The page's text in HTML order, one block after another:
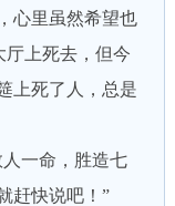
里虽然希望也
厅上死去，但今
上死了人，总是
一命，胜造七
赶快说吧！”